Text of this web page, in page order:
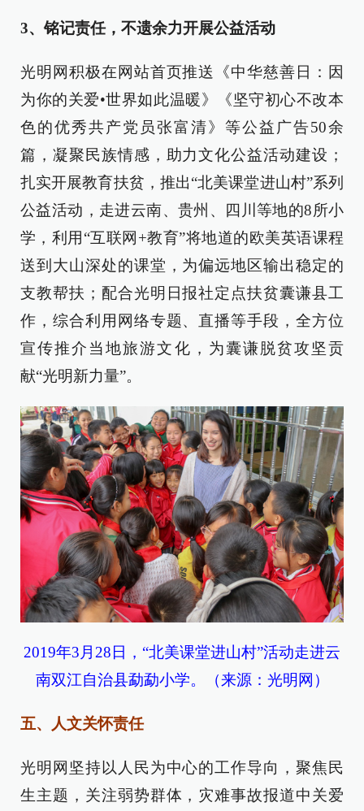
3、铭记责任，不遗余力开展公益活动
光明网积极在网站首页推送《中华慈善日：因
为你的关爱•世界如此温暖》《坚守初心不改本
色的优秀共产党员张富清》等公益广告50余
篇，凝聚民族情感，助力文化公益活动建设；
扎实开展教育扶贫，推出“北美课堂进山村”系列
公益活动，走进云南、贵州、四川等地的8所小
学，利用“互联网+教育”将地道的欧美英语课程
送到大山深处的课堂，为偏远地区输出稳定的
支教帮扶；配合光明日报社定点扶贫囊谦县工
作，综合利用网络专题、直播等手段，全方位
宣传推介当地旅游文化，为囊谦脱贫攻坚贡
献“光明新力量”。
2019年3月28日，“北美课堂进山村”活动走进云
南双江自治县勐勐小学。（来源：光明网）
五、人文关怀责任
光明网坚持以人民为中心的工作导向，聚焦民
生主题，关注弱势群体，灾难事故报道中关爱